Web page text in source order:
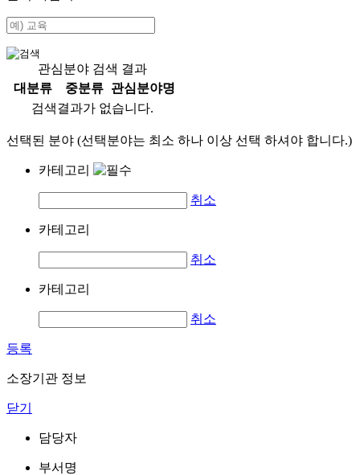
관심분야 검색 결과
대분류
중분류
관심분야명
검색결과가 없습니다.
선택된 분야 (선택분야는 최소 하나 이상 선택 하셔야 합니다.)
카테고리
취소
카테고리
취소
카테고리
취소
등록
소장기관 정보
닫기
담당자
부서명